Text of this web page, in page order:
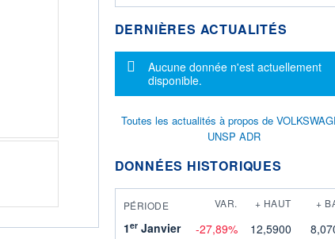
DERNIÈRES ACTUALITÉS
Message d'information
Aucune donnée n'est actuellement
disponible.
Toutes les actualités à propos de
UNSP ADR
DONNÉES HISTORIQUES
PÉRIODE VAR. + HAUT +
1erJanvier -27,89% 12,5900